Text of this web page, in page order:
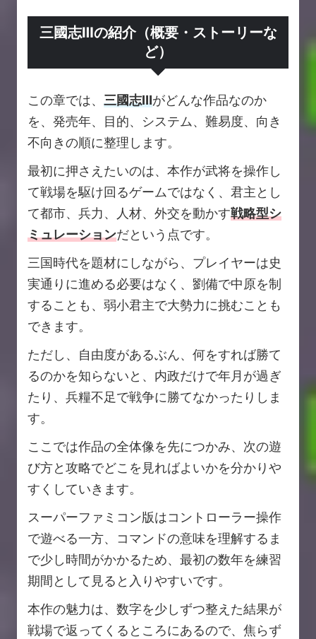
三國志Ⅲの紹介（概要・ストーリーな
ど）
この章では、 三國志Ⅲがどんな作品なのか
を、発売年、目的、システム、難易度、向き
不向きの順に整理します。
最初に押さえたいのは、本作が武将を操作し
て戦場を駆け回るゲームではなく、君主とし
て都市、兵力、人材、外交を動かす戦略型シ
ミュレーションだという点です。
三国時代を題材にしながら、プレイヤーは史
実通りに進める必要はなく、劉備で中原を制
することも、弱小君主で大勢力に挑むことも
できます。
ただし、自由度があるぶん、何をすれば勝て
るのかを知らないと、内政だけで年月が過ぎ
たり、兵糧不足で戦争に勝てなかったりしま
す。
ここでは作品の全体像を先につかみ、次の遊
び方と攻略でどこを見ればよいかを分かりや
すくしていきます。
スーパーファミコン版はコントローラー操作
で遊べる一方、コマンドの意味を理解するま
で少し時間がかかるため、最初の数年を練習
期間として見ると入りやすいです。
本作の魅力は、数字を少しずつ整えた結果が
戦場で返ってくるところにあるので、焦らず